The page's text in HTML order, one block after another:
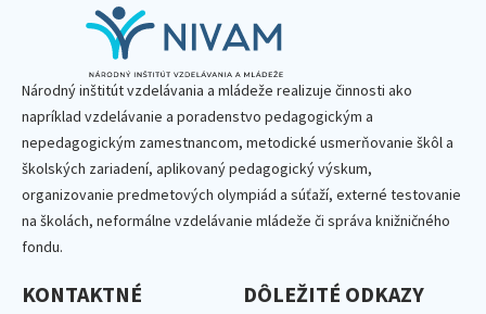
Národný inštitút vzdelávania a mládeže realizuje činnosti ako
napríklad vzdelávanie a poradenstvo pedagogickým a
nepedagogickým zamestnancom, metodické usmerňovanie škôl a
školských zariadení, aplikovaný pedagogický výskum,
organizovanie predmetových olympiád a súťaží, externé testovanie
na školách, neformálne vzdelávanie mládeže či správa knižničného
fondu.
KONTAKTNÉ
DÔLEŽITÉ ODKAZY